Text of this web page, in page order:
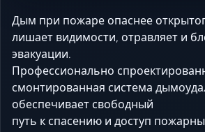
Дым при пожаре опаснее
лишает видимости, отравляет и
эвакуации.
Профессионально
смонтированная система
обеспечивает свободный
путь к спасению и доступ